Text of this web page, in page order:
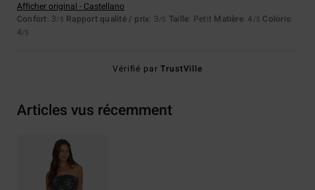
Afficher original - Castellano
Confort: 3/5 Rapport qualité / prix: 3/5 Taille: Petit Matière: 4 /5 Coloris:
4/5
Vérifié parTrustVille
Articles vus récemment